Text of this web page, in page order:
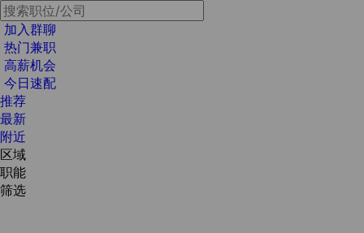
加入群聊
热门兼职
高薪机会
今日速配
推荐
最新
附近
区域
职能
筛选